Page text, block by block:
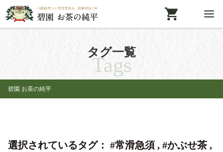
タグ一覧
Tags
碧園 お茶の純平
選択されているタグ： #常滑急須 , #かぶせ茶 ,